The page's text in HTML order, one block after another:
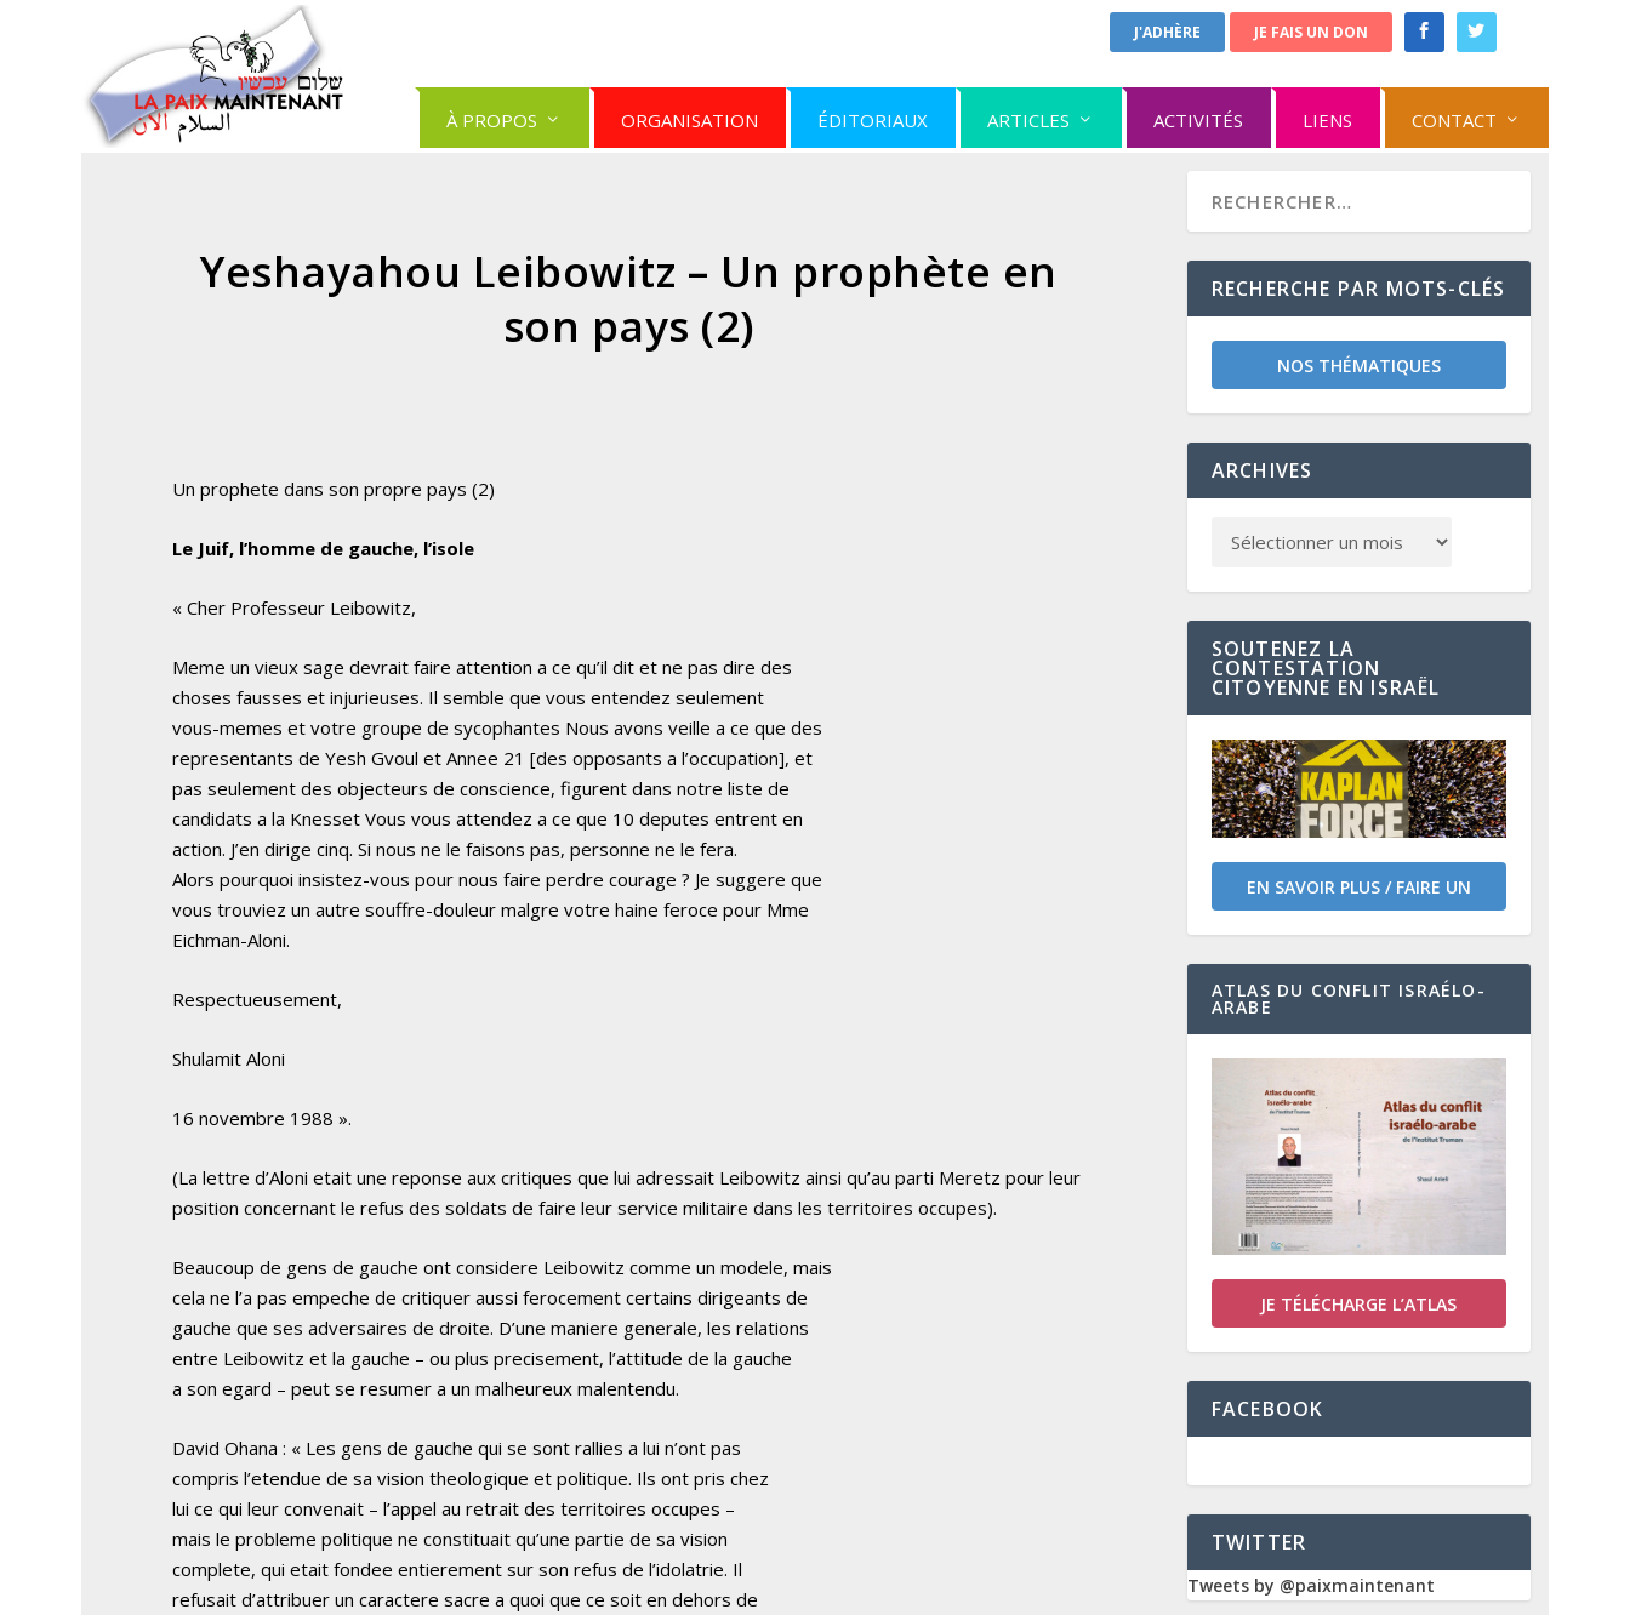
J'ADHÈRE JE FAIS UN DON
À PROPOS ORGANISATION ÉDITORIAUX ARTICLES ACTIVITÉS LIENS CONTACT
Yeshayahou Leibowitz – Un prophète en
son pays (2)
Un prophete dans son propre pays (2)
Le Juif, l’homme de gauche, l’isole
« Cher Professeur Leibowitz,
Meme un vieux sage devrait faire attention a ce qu’il dit et ne pas dire des
choses fausses et injurieuses. Il semble que vous entendez seulement
vous-memes et votre groupe de sycophantes Nous avons veille a ce que des
representants de Yesh Gvoul et Annee 21 [des opposants a l’occupation], et
pas seulement des objecteurs de conscience, figurent dans notre liste de
candidats a la Knesset Vous vous attendez a ce que 10 deputes entrent en
action. J’en dirige cinq. Si nous ne le faisons pas, personne ne le fera.
Alors pourquoi insistez-vous pour nous faire perdre courage ? Je suggere que
vous trouviez un autre souffre-douleur malgre votre haine feroce pour Mme
Eichman-Aloni.
Respectueusement,
Shulamit Aloni
16 novembre 1988 ».
(La lettre d’Aloni etait une reponse aux critiques que lui adressait Leibowitz ainsi qu’au parti Meretz pour leur
position concernant le refus des soldats de faire leur service militaire dans les territoires occupes).
Beaucoup de gens de gauche ont considere Leibowitz comme un modele, mais
cela ne l’a pas empeche de critiquer aussi ferocement certains dirigeants de
gauche que ses adversaires de droite. D’une maniere generale, les relations
entre Leibowitz et la gauche – ou plus precisement, l’attitude de la gauche
a son egard – peut se resumer a un malheureux malentendu.
David Ohana : « Les gens de gauche qui se sont rallies a lui n’ont pas
compris l’etendue de sa vision theologique et politique. Ils ont pris chez
lui ce qui leur convenait – l’appel au retrait des territoires occupes –
mais le probleme politique ne constituait qu’une partie de sa vision
complete, qui etait fondee entierement sur son refus de l’idolatrie. Il
refusait d’attribuer un caractere sacre a quoi que ce soit en dehors de
RECHERCHE PAR MOTS-CLÉS
NOS THÉMATIQUES
ARCHIVES
SOUTENEZ LA
CONTESTATION
CITOYENNE EN ISRAËL
EN SAVOIR PLUS / FAIRE UN
DON
ATLAS DU CONFLIT ISRAÉLO-
ARABE
JE TÉLÉCHARGE L’ATLAS
FACEBOOK
TWITTER
Tweets by @paixmaintenant